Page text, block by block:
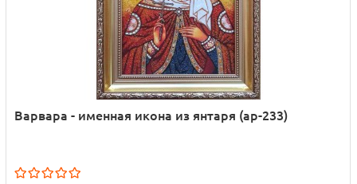
Варвара - именная икона из янтаря (ар-233)